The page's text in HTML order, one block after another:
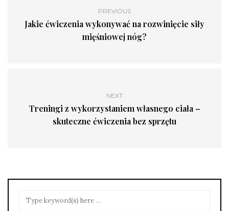
PREVIOUS
Jakie ćwiczenia wykonywać na rozwinięcie siły
mięśniowej nóg?
NEXT
Treningi z wykorzystaniem własnego ciała –
skuteczne ćwiczenia bez sprzętu